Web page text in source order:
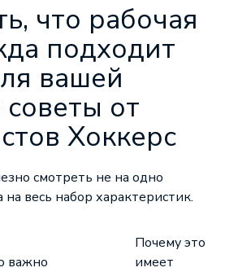
что рабочая
подходит
вашей
советы от
Хоккерс
смотреть не на одно
весь набор характеристик.
важно
Почему это
имеет